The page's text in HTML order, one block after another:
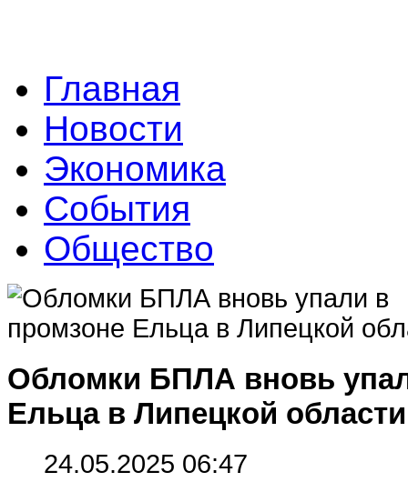
Главная
Новости
Экономика
События
Общество
Обломки БПЛА вновь
Ельца в Липецкой области
24.05.2025 06:47